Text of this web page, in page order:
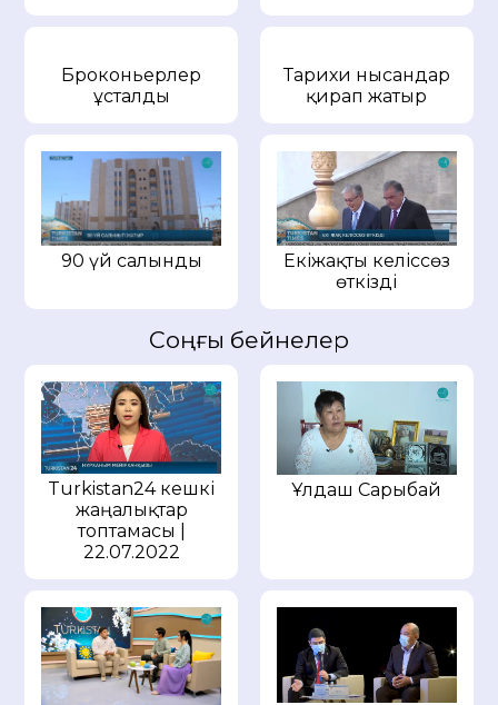
Броконьерлер
ұсталды
Тарихи нысандар
қирап жатыр
90 үй салынды
Екіжақты келіссөз
өткізді
Соңғы бейнелер
Turkistan24 кешкі
жаңалықтар
топтамасы |
22.07.2022
Ұлдаш Сарыбай